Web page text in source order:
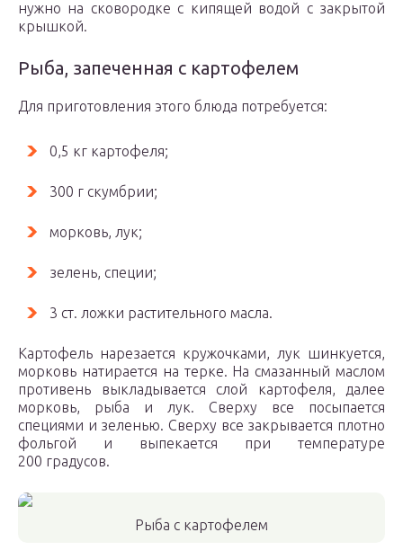
нужно на сковородке с кипящей водой с закрытой
крышкой.
Рыба, запеченная с картофелем
Для приготовления этого блюда потребуется:
0,5 кг картофеля;
300 г скумбрии;
морковь, лук;
зелень, специи;
3 ст. ложки растительного масла.
Картофель нарезается кружочками, лук шинкуется,
морковь натирается на терке. На смазанный маслом
противень выкладывается слой картофеля, далее
морковь, рыба и лук. Сверху все посыпается
специями и зеленью. Сверху все закрывается плотно
фольгой и выпекается при температуре
200 градусов.
Рыба с картофелем